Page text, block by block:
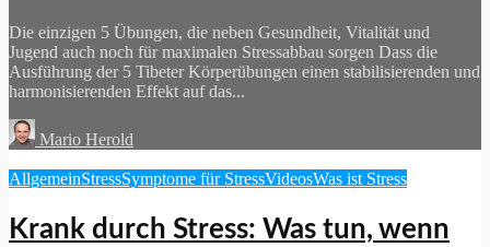
Die einzigen 5 Übungen, die neben Gesundheit, Vitalität und
Jugend auch noch für maximalen Stressabbau sorgen Dass die
Ausführung der 5 Tibeter Körperübungen einen stabilisierenden und
harmonisierenden Effekt auf das...
Mario Herold
AllgemeinStressSymptome für StressVideosWas ist Stress
Krank durch Stress: Was tun, wenn